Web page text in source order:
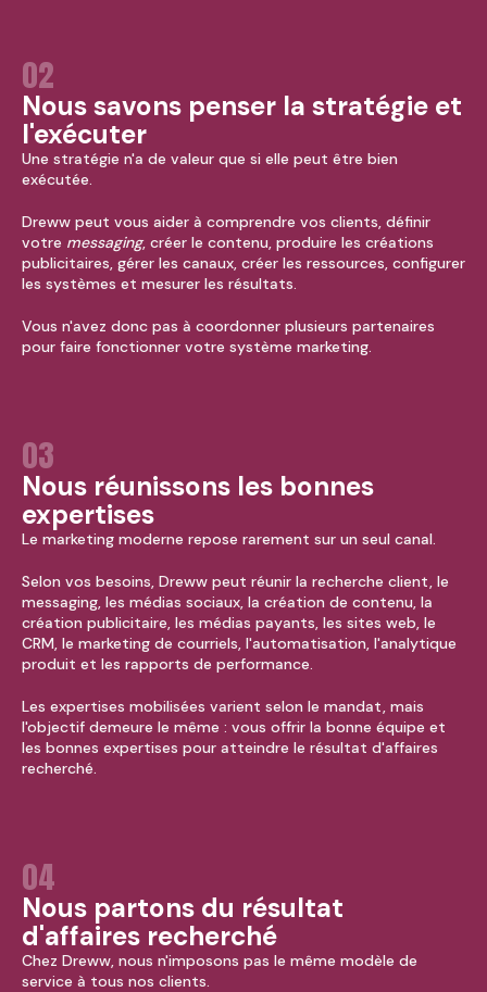
02
Nous savons penser la stratégie et
l'exécuter
Une stratégie n'a de valeur que si elle peut être bien
exécutée.
Dreww peut vous aider à comprendre vos clients, définir
votre messaging, créer le contenu, produire les créations
publicitaires, gérer les canaux, créer les ressources, configurer
les systèmes et mesurer les résultats.
Vous n'avez donc pas à coordonner plusieurs partenaires
pour faire fonctionner votre système marketing.
03
Nous réunissons les bonnes
expertises
Le marketing moderne repose rarement sur un seul canal.
Selon vos besoins, Dreww peut réunir la recherche client, le
messaging, les médias sociaux, la création de contenu, la
création publicitaire, les médias payants, les sites web, le
CRM, le marketing de courriels, l'automatisation, l'analytique
produit et les rapports de performance.
Les expertises mobilisées varient selon le mandat, mais
l'objectif demeure le même : vous offrir la bonne équipe et
les bonnes expertises pour atteindre le résultat d'affaires
recherché.
04
Nous partons du résultat
d'affaires recherché
Chez Dreww, nous n'imposons pas le même modèle de
service à tous nos clients.